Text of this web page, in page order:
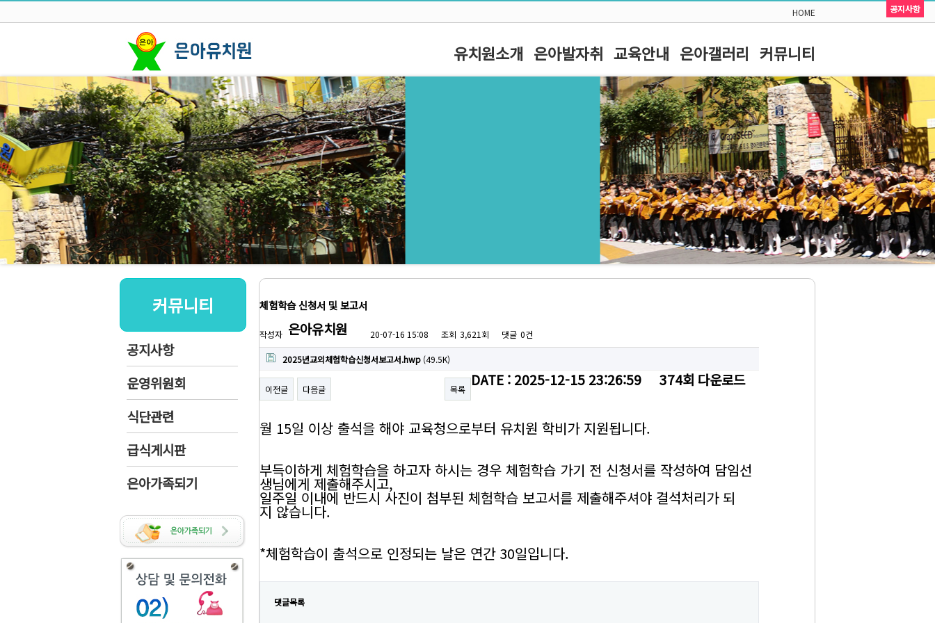
HOME
유치원소개 은아발자취 교육안내 은아갤러리 커뮤니티
커뮤니티
공지사항
운영위원회
식단관련
급식게시판
은아가족되기
공지사항
체험학습 신청서 및 보고서
작성자 은아유치원 20-07-16 15:08 조회 3,621회 댓글 0건
2025년교외체험학습신청서보고서.hwp (49.5K)
374회 다운로드
DATE : 2025-12-15 23:26:59
이전글 다음글 목록
월 15일 이상 출석을 해야 교육청으로부터 유치원 학비가 지원됩니다.
부득이하게 체험학습을 하고자 하시는 경우 체험학습 가기 전 신청서를 작성하여 담임선
생님에게 제출해주시고,
일주일 이내에 반드시 사진이 첨부된 체험학습 보고서를 제출해주셔야 결석처리가 되
지 않습니다.
*체험학습이 출석으로 인정되는 날은 연간 30일입니다.
댓글목록